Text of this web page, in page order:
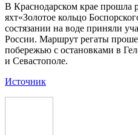
В Краснодарском крае прошла
яхт«Золотое кольцо
состязании на воде приняли
России. Маршрут регаты
побережью с остановками в
и Севастополе.
Источник